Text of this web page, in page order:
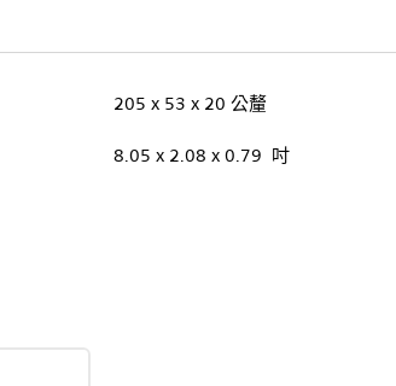
205 x 53 x 20 公釐
8.05 x 2.08 x 0.79 吋